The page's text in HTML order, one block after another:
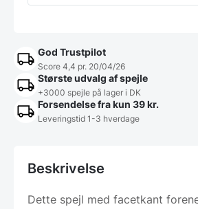
God Trustpilot
Score 4,4 pr. 20/04/26
Største udvalg af spejle
+3000 spejle på lager i DK
Forsendelse fra kun 39 kr.
Leveringstid 1-3 hverdage
Beskrivelse
Dette spejl med facetkant